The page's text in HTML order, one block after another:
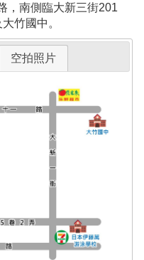
，南側臨大新三街201
竹國中。
空拍照片